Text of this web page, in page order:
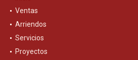
Ventas
Arriendos
Servicios
Proyectos